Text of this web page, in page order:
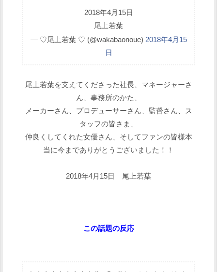
2018年4月15日
尾上若葉
— ♡尾上若葉 ♡ (@wakabaonoue) 2018年4月15
日
尾上若葉を支えてくださった社長、マネージャーさ
ん、事務所のかた、
メーカーさん、プロデューサーさん、監督さん、ス
タッフの皆さま、
仲良くしてくれた女優さん、そしてファンの皆様本
当に今までありがとうございました！！
2018年4月15日 尾上若葉
この話題の反応